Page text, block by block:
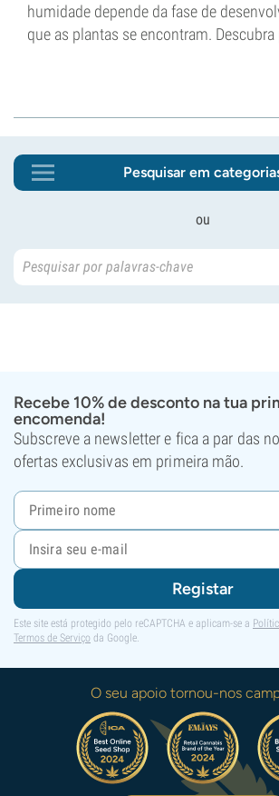
humidade depende da fase de
que as plantas se encontram. Descubra
Pesquisar em
ou
Recebe 10% de desconto na tua
encomenda!
Subscreve a newsletter e fica a par das
ofertas exclusivas em primeira mão.
Registar
Este site está protegido pelo reCAPTCHA e aplicam-se a
Termos de Serviço da Google.
O seu apoio tornou-nos